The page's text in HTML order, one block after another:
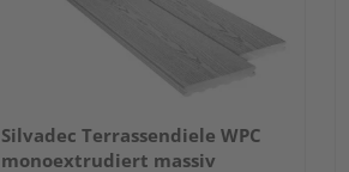
Silvadec Terrassendiele WPC
monoextrudiert massiv